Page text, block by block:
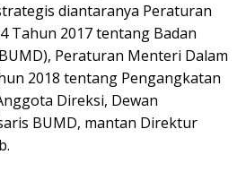
diantaranya Peraturan
Tahun 2017 tentang Badan
Peraturan Menteri Dalam
2018 tentang Pengangkatan
Direksi, Dewan
BUMD, mantan Direktur